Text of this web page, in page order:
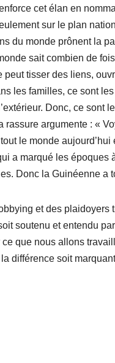
cet élan en
sur le plan
du monde prônent la
sait combien de
peut tisser des liens,
les familles, ce sont
Donc, ce sont
rassure argumente : «
le monde
a marqué les époques
Donc la Guinéenne a
et des plaidoyers
soutenu et entendu
que nous allons
différence soit